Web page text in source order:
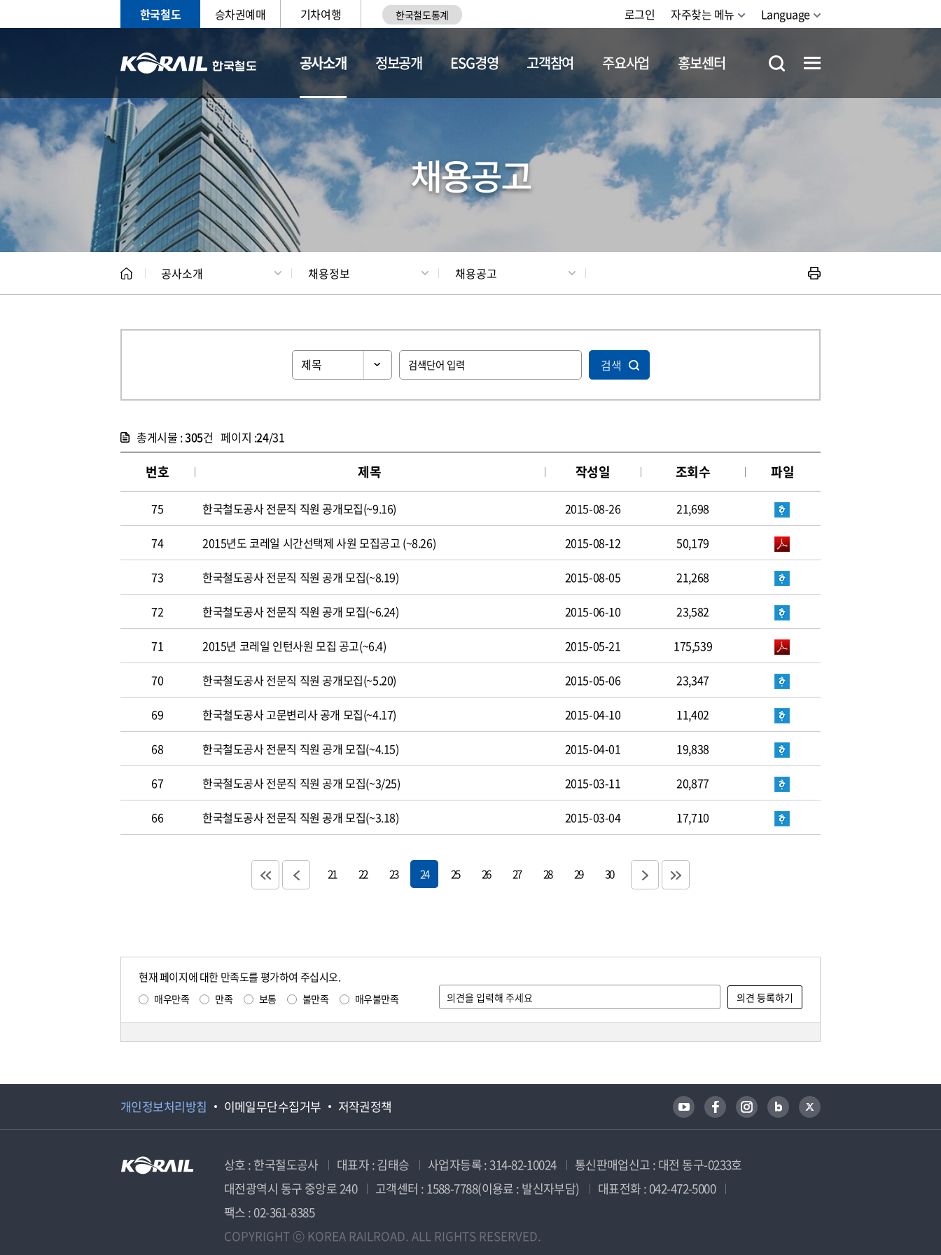
한국철도 승차권예매 기차여행 한국철도통계 로그인 자주찾는 메뉴 Language
공사소개
CEO 일반현황 채용정보
정보공개 ESG경영 고객참여 주요사업 홍보센터
채용공고
공사소개 채용정보 채용공고
검색
총게시물 :305건 페이지 :24/31
번호 제목 작성일 조회수 파일
75 한국철도공사 전문직 직원 공개모집(~9.16) 2015-08-26 21,698
74 2015년도 코레일 시간선택제 사원 모집공고 (~8.26) 2015-08-12 50,179
73 한국철도공사 전문직 직원 공개 모집(~8.19) 2015-08-05 21,268
72 한국철도공사 전문직 직원 공개 모집(~6.24) 2015-06-10 23,582
71 2015년 코레일 인턴사원 모집 공고(~6.4) 2015-05-21 175,539
70 한국철도공사 전문직 직원 공개모집(~5.20) 2015-05-06 23,347
69 한국철도공사 고문변리사 공개 모집(~4.17) 2015-04-10 11,402
68 한국철도공사 전문직 직원 공개 모집(~4.15) 2015-04-01 19,838
67 한국철도공사 전문직 직원 공개 모집(~3/25) 2015-03-11 20,877
66 한국철도공사 전문직 직원 공개 모집(~3.18) 2015-03-04 17,710
21 22 23 24 25 26 27 28 29 30
현재 페이지에 대한 만족도를 평가하여 주십시오.
매우만족 만족 보통 불만족 매우불만족
개인정보처리방침 이메일무단수집거부 저작권정책
상호 : 한국철도공사 대표자 : 김태승 사업자등록 : 314-82-10024
통신판매업신고 : 대전 동구-0233호
대전광역시 동구 중앙로 240
고객센터 : 1588-7788(이용료 : 발신자부담)
대표전화 : 042-472-5000
팩스 : 02-361-8385
COPYRIGHT ⓒ KOREA RAILROAD. ALL RIGHTS RESERVED.